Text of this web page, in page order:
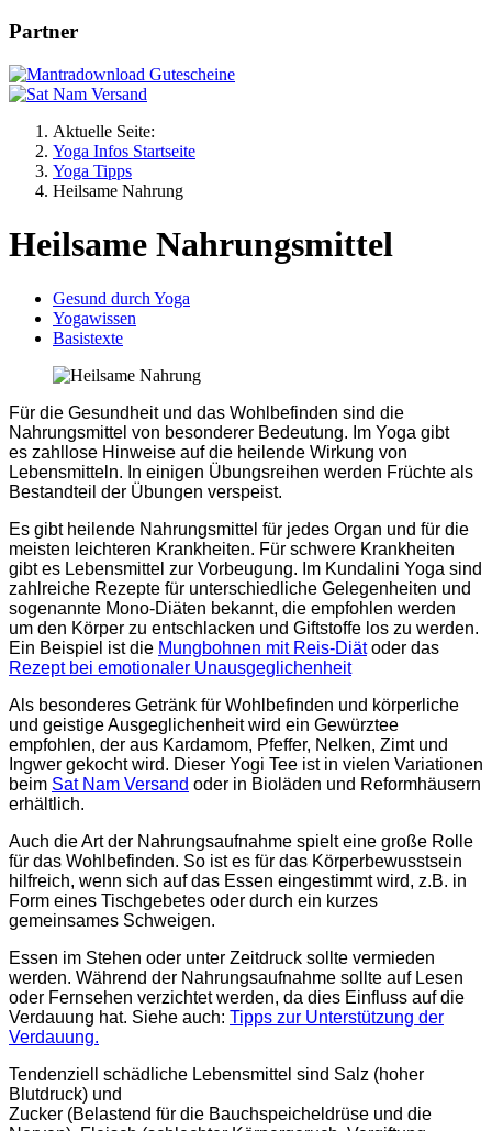
Partner
Aktuelle Seite:
Yoga Infos Startseite
Yoga Tipps
Heilsame Nahrung
Heilsame Nahrungsmittel
Gesund durch Yoga
Yogawissen
Basistexte
Für die Gesundheit und das Wohlbefinden sind die
Nahrungsmittel von besonderer Bedeutung. Im Yoga gibt
es zahllose Hinweise auf die heilende Wirkung von
Lebensmitteln. In einigen Übungsreihen werden Früchte als
Bestandteil der Übungen verspeist.
Es gibt heilende Nahrungsmittel für jedes Organ und für die
meisten leichteren Krankheiten. Für schwere Krankheiten
gibt es Lebensmittel zur Vorbeugung. Im Kundalini Yoga sind
zahlreiche Rezepte für unterschiedliche Gelegenheiten und
sogenannte Mono-Diäten bekannt, die empfohlen werden
um den Körper zu entschlacken und Giftstoffe los zu werden.
Ein Beispiel ist die Mungbohnen mit Reis-Diätoder das
Rezept bei emotionaler Unausgeglichenheit
Als besonderes Getränk für Wohlbefinden und körperliche
und geistige Ausgeglichenheit wird ein Gewürztee
empfohlen, der aus Kardamom, Pfeffer, Nelken, Zimt und
Ingwer gekocht wird. Dieser Yogi Tee ist in vielen Variationen
beim Sat Nam Versand oder in Bioläden und Reformhäusern
erhältlich.
Auch die Art der Nahrungsaufnahme spielt eine große Rolle
für das Wohlbefinden. So ist es für das Körperbewusstsein
hilfreich, wenn sich auf das Essen eingestimmt wird, z.B. in
Form eines Tischgebetes oder durch ein kurzes
gemeinsames Schweigen.
Essen im Stehen oder unter Zeitdruck sollte vermieden
werden. Während der Nahrungsaufnahme sollte auf Lesen
oder Fernsehen verzichtet werden, da dies Einfluss auf die
Verdauung hat. Siehe auch: Tipps zur Unterstützung der
Verdauung.
Tendenziell schädliche Lebensmittel sind Salz (hoher
Blutdruck) und
Zucker (Belastend für die Bauchspeicheldrüse und die